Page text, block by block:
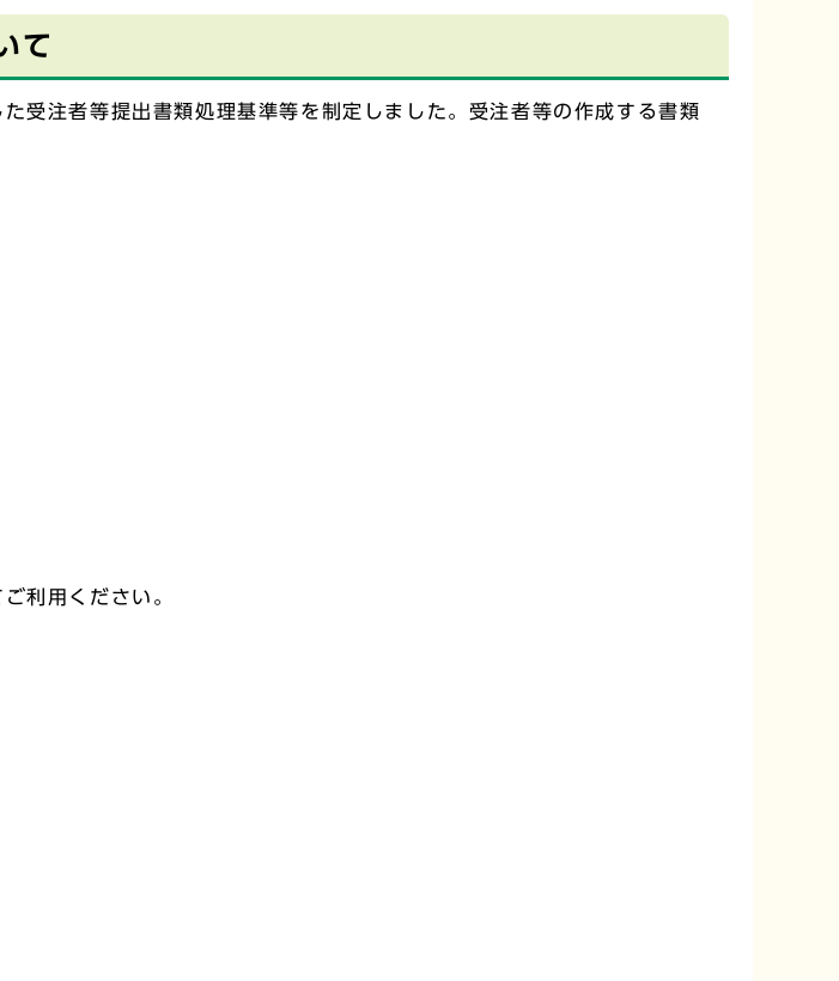
て
受注者等提出書類処理基準等を制定しました。受注者等の作成する書類
利用ください。